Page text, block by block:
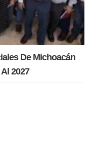
De Michoacán
2027